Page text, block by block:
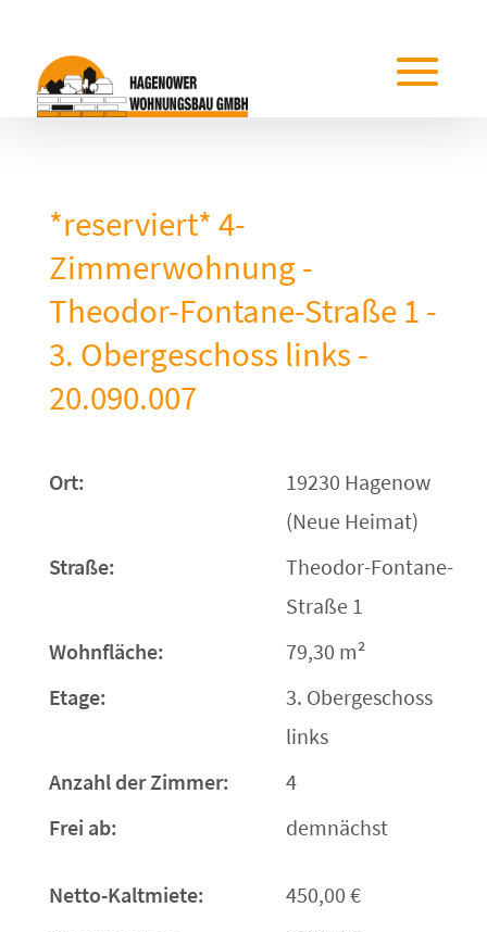
*reserviert* 4-
Zimmerwohnung -
Theodor-Fontane-Straße 1 -
3. Obergeschoss links -
20.090.007
Ort:
19230 Hagenow
(Neue Heimat)
Straße:
Theodor-Fontane-
Straße 1
Wohnfläche:
79,30 m²
Etage:
3. Obergeschoss
links
Anzahl der Zimmer:
4
Frei ab:
demnächst
Netto-Kaltmiete:
450,00 €